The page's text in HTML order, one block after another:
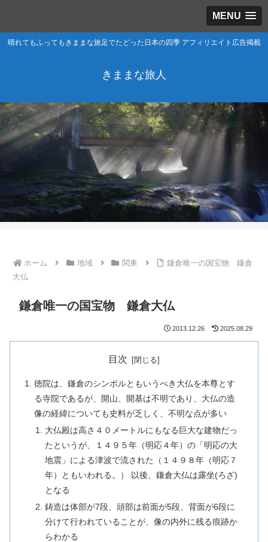
MENU
晴れてもふってもきままな旅足でたどった日本の四季 アフィリエイト広告掲載
きままな旅人
ホーム 地域 関東
鎌倉唯一の国宝物 鎌倉
大仏
鎌倉唯一の国宝物 鎌倉大仏
2013.12.26 2025.08.29
目次
徳院は、鎌倉のシンボルともいうべき大仏を本尊とす
る寺院であるが、開山、開基は不明であり、大仏の造
像の経緯についても史料が乏しく、不明な点が多い
大仏殿は高さ４０メートルにもなる巨大な建物だっ
たというが、１４９５年（明応４年）の「明応の大
地震」による津波で流された（１４９８年（明応７
年）ともいわれる。） 以後、鎌倉大仏は露坐(ろざ)
となる
鋳造は体部が7段、頭部は前面が5段、背面が6段に
分けて行われていることが、像の内外に残る痕跡か
らわかる